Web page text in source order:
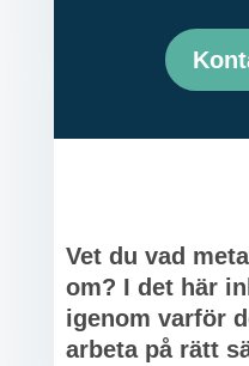
Vet du vad
om? I det här
igenom varför
arbeta på rätt